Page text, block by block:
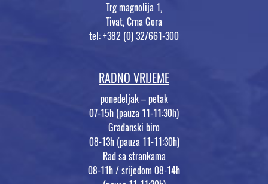
Trg magnolija 1,
Tivat, Crna Gora
tel: +382 (0) 32/661-300
RADNO VRIJEME
ponedeljak – petak
07-15h (pauza 11-11:30h)
Građanski biro
08-13h (pauza 11-11:30h)
Rad sa strankama
08-11h / srijedom 08-14h